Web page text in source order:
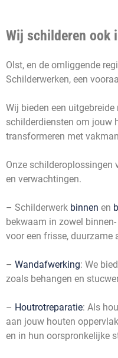
Wij schilderen ook
Olst, en de omliggende
Schilderwerken, een
Wij bieden een
schilderdiensten om jouw
transformeren met
Onze schilderoplossingen
en verwachtingen.
– Schilderwerk binnen en
bekwaam in zowel
voor een frisse, duurzame
– Wandafwerking: We
zoals behangen en
– Houtrotreparatie: Als
aan jouw houten
en in hun oorspronkelijke